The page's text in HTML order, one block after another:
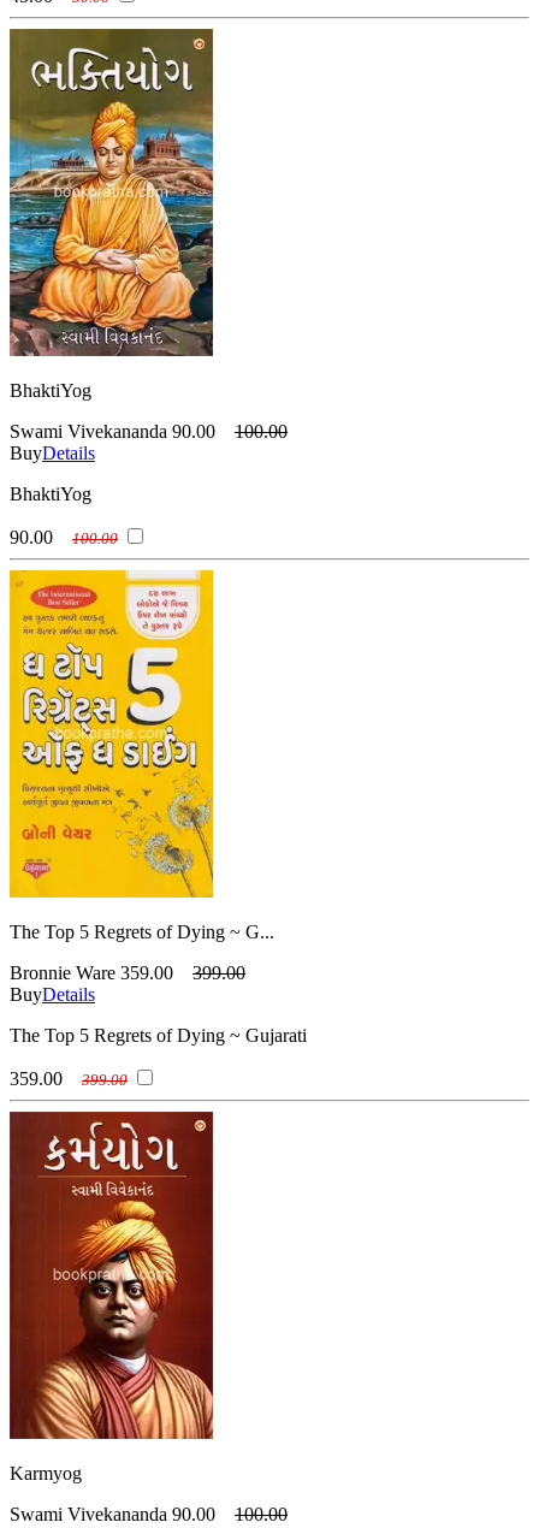
BhaktiYog
Swami Vivekananda 90.00
100.00
BuyDetails
BhaktiYog
90.00 100.00
The Top 5 Regrets of Dying ~ G...
Bronnie Ware 359.00
399.00
BuyDetails
The Top 5 Regrets of Dying ~ Gujarati
359.00 399.00
Karmyog
Swami Vivekananda 90.00
100.00